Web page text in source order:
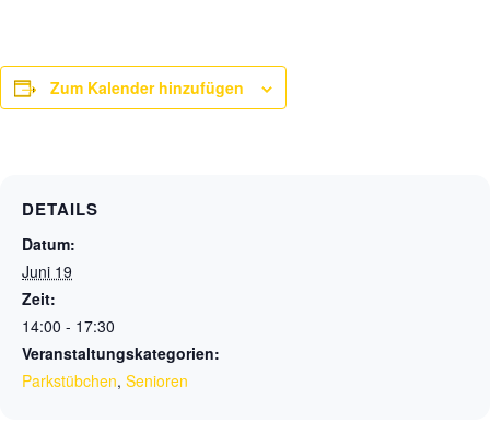
Zum Kalender hinzufügen
DETAILS
Datum:
Juni 19
Zeit:
14:00 - 17:30
Veranstaltungskategorien:
Parkstübchen, Senioren